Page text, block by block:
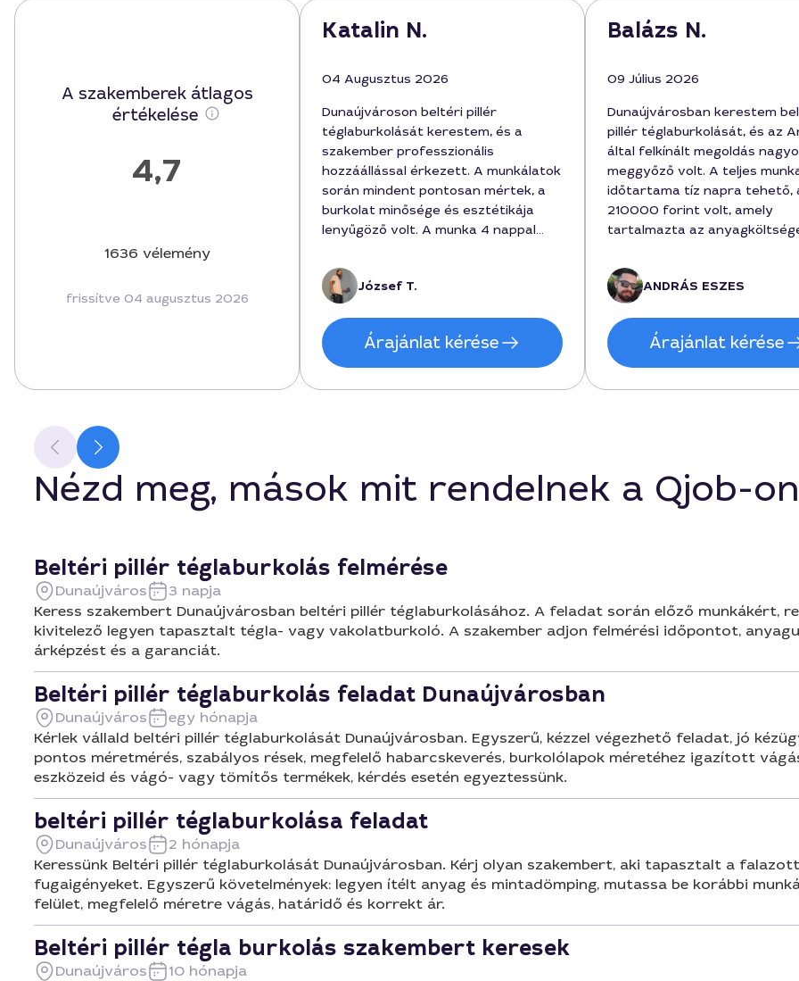
A szakemberek átlagos
értékelése
4,7
1636 vélemény
frissítve 04 augusztus 2026
Katalin N.
04 Augusztus 2026
Dunaújvároson beltéri pillér
téglaburkolását kerestem, és a
szakember professzionális
hozzáállással érkezett. A munkálatok
során mindent pontosan mértek, a
burkolat minősége és esztétikája
lenyűgöző volt. A munka 4 nappal
145000 forint volt, ami a piaci
árakhoz képest korrektnek tűnik. A
kivitelezés során a terület
tisztaságát is figyelték, így alig volt
rendetlenség. Ár/érték arányban
megérte a megbízás.
József T.
Árajánlat kérése
Balázs N.
09 Július 2026
Dunaújvárosban kerestem
pillér téglaburkolását, és az
által felkínált megoldás
meggyőző volt. A teljes
időtartama tíz napra tehető,
210000 forint volt, amely
tartalmazta az
felmérést végzett és precízen
dolgozott a beltéri pillér
szívből ajánlom ezt a
ha a beltéri kivitelezésről van
ANDRÁS ESZES
Árajánlat kérése
Nézd meg, mások mit rendelnek a Qjob-on
Beltéri pillér téglaburkolás felmérése
Dunaújváros
3 napja
Keress szakembert Dunaújvárosban beltéri pillér téglaburkolásához. A feladat során előző munkákért,
kivitelező legyen tapasztalt tégla- vagy vakolatburkoló. A szakember adjon felmérési időpontot,
árképzést és a garanciát.
Beltéri pillér téglaburkolás feladat Dunaújvárosban
Dunaújváros
egy hónapja
Kérlek vállald beltéri pillér téglaburkolását Dunaújvárosban. Egyszerű, kézzel végezhető feladat, jó
pontos méretmérés, szabályos rések, megfelelő habarcskeverés, burkolólapok méretéhez igazított
eszközeid és vágó- vagy tömítős termékek, kérdés esetén egyeztessünk.
beltéri pillér téglaburkolása feladat
Dunaújváros
2 hónapja
Keressünk Beltéri pillér téglaburkolását Dunaújvárosban. Kérj olyan szakembert, aki tapasztalt a
fugaigényeket. Egyszerű követelmények: legyen ítélt anyag és mintadömping, mutassa be korábbi
felület, megfelelő méretre vágás, határidő és korrekt ár.
Beltéri pillér tégla burkolás szakembert keresek
Dunaújváros
10 hónapja